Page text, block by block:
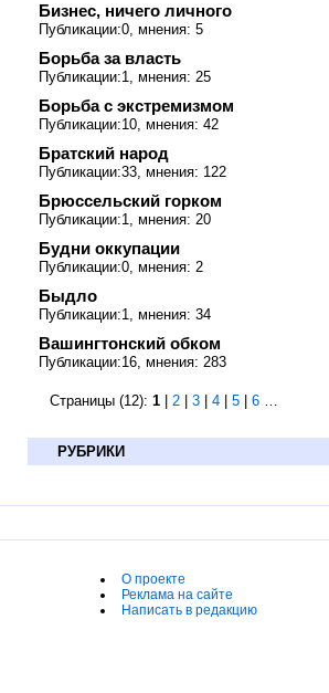
Бизнес, ничего личного
Публикации:0, мнения: 5
Борьба за власть
Публикации:1, мнения: 25
Борьба с экстремизмом
Публикации:10, мнения: 42
Братский народ
Публикации:33, мнения: 122
Брюссельский горком
Публикации:1, мнения: 20
Будни оккупации
Публикации:0, мнения: 2
Быдло
Публикации:1, мнения: 34
Вашингтонский обком
Публикации:16, мнения: 283
Страницы (12): 1 2 3 4 5 6 …
РУБРИКИ
О проекте
Реклама на сайте
Написать в редакцию